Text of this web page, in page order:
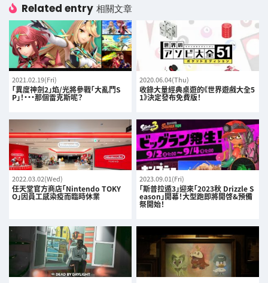
Related entry 相關文章
2021.02.19(Fri)
「異度神劍2」焰/光將參戰「大亂鬥S
P」！・・・那個雷克斯呢？
2020.06.04(Thu)
收錄大量經典桌遊的《世界遊戲大全5
1》決定發布免費版！
2022.03.02(Wed)
任天堂官方商店「Nintendo TOKY
O」因員工感染疫而臨時休業
2023.09.01(Fri)
「斯普拉遁3」迎來「2023秋 Drizzle S
eason」開幕！大型跑即將開啓&預備
祭開始！